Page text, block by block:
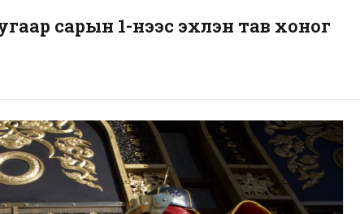
сарын 1-нээс эхлэн тав хоног